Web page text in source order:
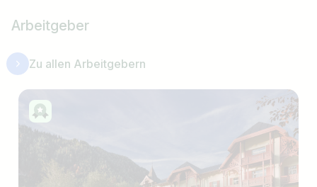
Arbeitgeber
Zu allen Arbeitgebern